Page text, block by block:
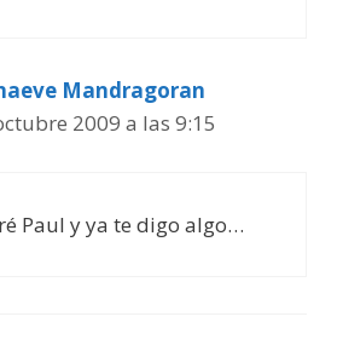
Mandragoran
2009 a las 9:15
Paul y ya te digo algo…